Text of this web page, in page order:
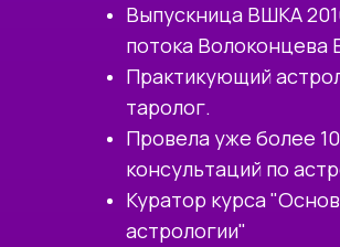
Выпускница ВШКА
потока Волоконцева
Практикующий
таролог.
Провела уже более
консультаций по
Куратор курса
астрологии"